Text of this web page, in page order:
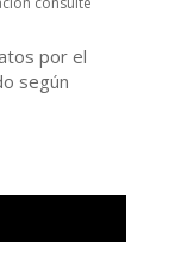
por el
según